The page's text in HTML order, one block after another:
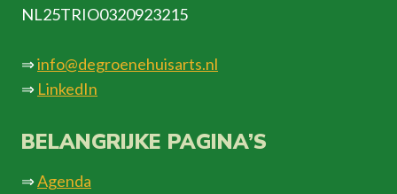
NL25TRIO0320923215
⇒info@degroenehuisarts.nl
⇒ LinkedIn
BELANGRIJKE PAGINA’S
⇒Agenda